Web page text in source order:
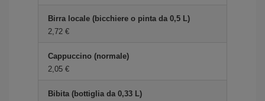
Birra locale (bicchiere o pinta da 0,5 L)
2,72 €
Cappuccino (normale)
2,05 €
Bibita (bottiglia da 0,33 L)